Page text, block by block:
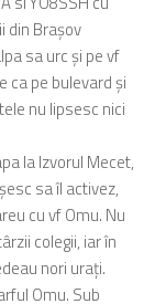
din Brașov
sa urc și pe vf
ca pe bulevard și
nu lipsesc nici
la Izvorul Mecet,
sa îl activez,
cu vf Omu. Nu
colegii, iar în
nori urați.
Omu. Sub